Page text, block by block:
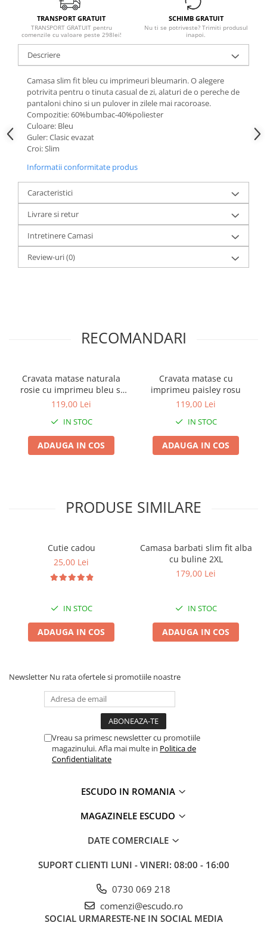
TRANSPORT GRATUIT
TRANSPORT GRATUIT pentru
comenzile cu valoare peste 298lei!
SCHIMB GRATUIT
Nu ti se potriveste? Trimiti produsul
inapoi.
Descriere
Camasa slim fit bleu cu imprimeuri bleumarin. O alegere
potrivita pentru o tinuta casual de zi, alaturi de o pereche de
pantaloni chino si un pulover in zilele mai racoroase.
Compozitie: 60%bumbac-40%poliester
Culoare: Bleu
Guler: Clasic evazat
Croi: Slim
Informatii conformitate produs
Caracteristici
Livrare si retur
Intretinere Camasi
Review-uri(0)
RECOMANDARI
Cravata matase naturala
rosie cu imprimeu bleu si
bej
119,00 Lei
IN STOC
ADAUGA IN COS
Cravata matase cu
imprimeu paisley rosu
119,00 Lei
IN STOC
ADAUGA IN COS
PRODUSE SIMILARE
Cutie cadou
25,00 Lei
IN STOC
ADAUGA IN COS
Camasa barbati slim fit alba
cu buline 2XL
179,00 Lei
IN STOC
ADAUGA IN COS
Newsletter Nu rata ofertele si promotiile noastre
Vreau sa primesc newsletter cu promotiile
magazinului. Afla mai multe in Politica de
Confidentialitate
ESCUDO IN ROMANIA
MAGAZINELE ESCUDO
DATE COMERCIALE
SUPORT CLIENTI LUNI - VINERI: 08:00 - 16:00
0730 069 218
comenzi@escudo.ro
SOCIAL URMARESTE-NE IN SOCIAL MEDIA